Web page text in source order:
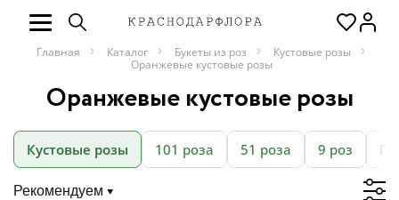
Главная Каталог Букеты из роз
Кустовые розы
Оранжевые кустовые розы
Оранжевые кустовые розы
Кустовые розы 101 роза 51 роза 9 роз
Рекомендуем